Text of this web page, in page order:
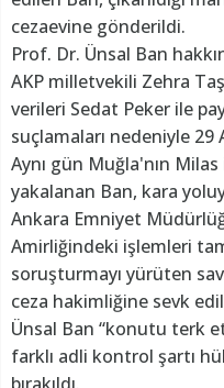
cezaevine gönderildi.
Prof. Dr. Ünsal Ban
AKP milletvekili Zehra
verileri Sedat Peker ile
suçlamaları nedeniyle
Aynı gün Muğla'nın
yakalanan Ban, kara
Ankara Emniyet
Amirliğindeki işlemleri
soruşturmayı yürüten
ceza hakimliğine sevk
Ünsal Ban “konutu terk
farklı adli kontrol şartı